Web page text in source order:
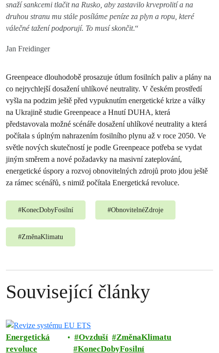
snaží sankcemi tlačit na Rusko, aby zastavilo krveprolití a na
druhou stranu mu stále posíláme peníze za plyn a ropu, které
válečné tažení podporují. To musí skončit.“
Jan Freidinger
Greenpeace dlouhodobě prosazuje útlum fosilních paliv a plány na
co nejrychlejší dosažení uhlíkové neutrality. V českém prostředí
vyšla na podzim ještě před vypuknutím energetické krize a války
na Ukrajině studie Greenpeace a Hnutí DUHA, která
představovala možné scénáře dosažení uhlíkové neutrality a která
počítala s úplným nahrazením fosilního plynu až v roce 2050. Ve
světle nových skutečností je podle Greenpeace potřeba se vydat
jiným směrem a nové požadavky na masivní zateplování,
energetické úspory a rozvoj obnovitelných zdrojů proto jdou ještě
za rámec scénářů, s nimiž počítala Energetická revoluce.
#KonecDobyFosilní #ObnovitelnéZdroje
#ZměnaKlimatu
Související články
Energetická
revoluce
Ovzduší
ZměnaKlimatu
KonecDobyFosilní